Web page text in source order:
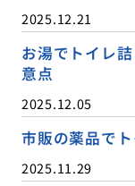
2025.12.21
お湯でトイレ
意点
2025.12.05
市販の薬品で
2025.11.29